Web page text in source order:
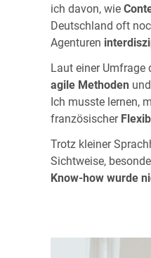
ich davon, wie
Deutschland oft
Agenturen
Laut einer Umfrage
agile Methoden
Ich musste lernen,
französischer
Trotz kleiner
Sichtweise,
Know-how wurde